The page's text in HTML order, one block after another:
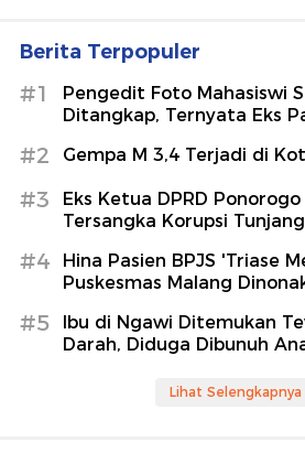
Berita Terpopuler
#1
Pengedit Foto Mahasiswi
Ditangkap, Ternyata Eks
#2 Gempa M 3,4 Terjadi di
#3
Eks Ketua DPRD
Tersangka Korupsi
#4
Hina Pasien BPJS 'Triase
Puskesmas Malang
#5
Ibu di Ngawi Ditemukan
Darah, Diduga Dibunuh
Lihat Selengkapnya